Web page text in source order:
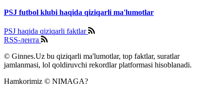
PSJ futbol klubi haqida qiziqarli ma'lumotlar
PSJ haqida qiziqarli faktlar
RSS-лента
© Ginnes.Uz bu qiziqarli ma'lumotlar, top faktlar, suratlar
jamlanmasi, lol qoldiruvchi rekordlar platformasi hisoblanadi.
Hamkorimiz © NIMAGA?